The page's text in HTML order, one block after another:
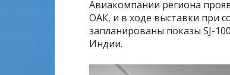
Авиакомпании региона
ОАК, и в ходе выставки при
запланированы показы SJ-
Индии.